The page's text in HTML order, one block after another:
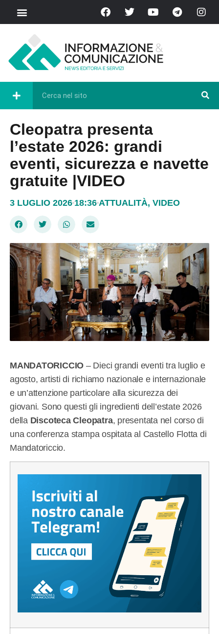
Cleopatra presenta
l’estate 2026: grandi
eventi, sicurezza e navette
gratuite |VIDEO
3 LUGLIO 2026 18:36 ATTUALITÀ, VIDEO
MANDATORICCIO – Dieci grandi eventi tra luglio e
agosto, artisti di richiamo nazionale e internazionale
e un’attenzione particolare alla sicurezza dei
giovani. Sono questi gli ingredienti dell’estate 2026
della Discoteca Cleopatra, presentata nel corso di
una conferenza stampa ospitata al Castello Flotta di
Mandatoriccio.